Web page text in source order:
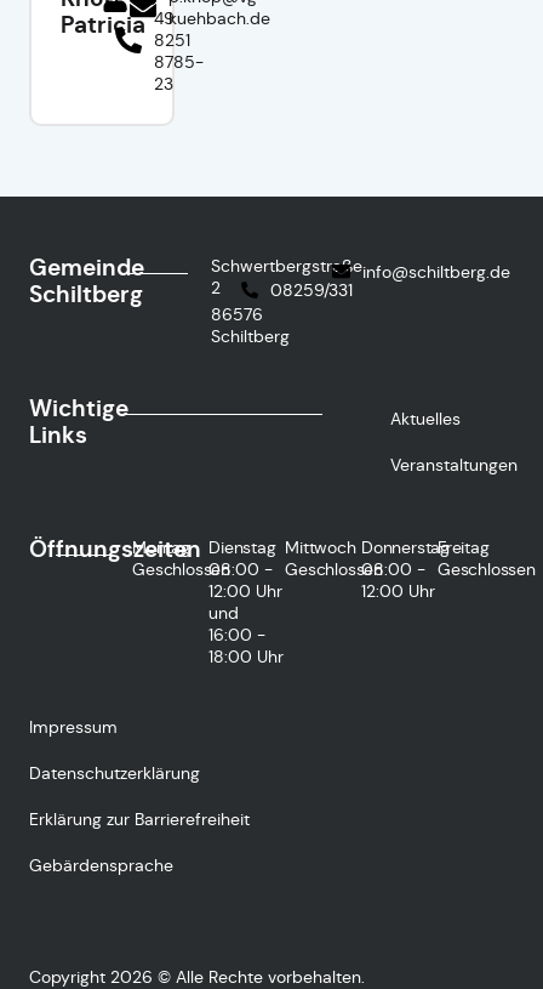
Patricia 49
8251
8785-
23
kuehbach.de
Gemeinde
Schiltberg
Schwertbergstraße
2
86576
Schiltberg
08259/331
info@schiltberg.de
Wichtige
Links
Aktuelles
Veranstaltungen
Öffnungszeiten
Montag
Geschlossen
Dienstag
08:00 -
12:00 Uhr
und
16:00 -
18:00 Uhr
Mittwoch
Geschlossen
Donnerstag
08:00 -
12:00 Uhr
Freitag
Geschlossen
Impressum
Datenschutzerklärung
Erklärung zur Barrierefreiheit
Gebärdensprache
Copyright 2026 © Alle Rechte vorbehalten.